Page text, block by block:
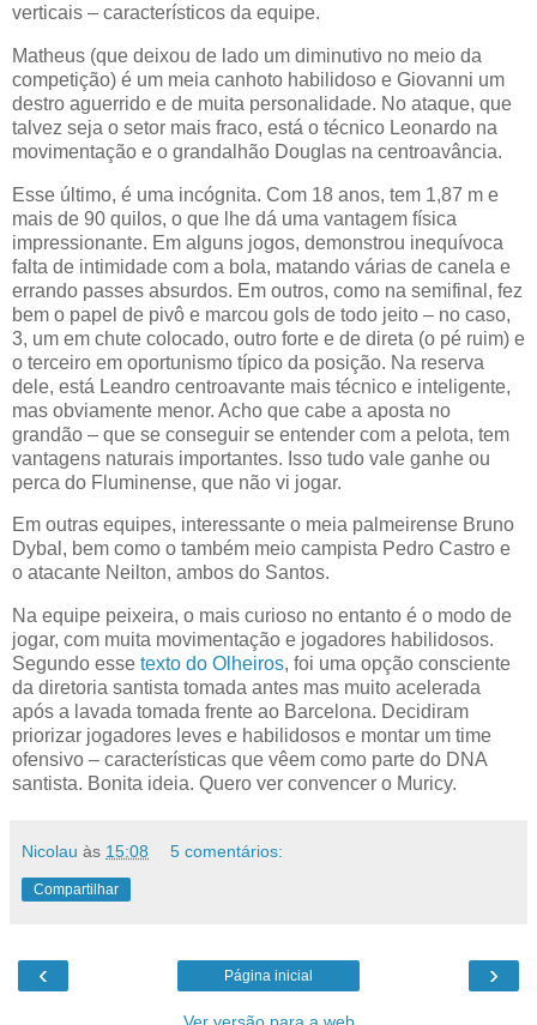
verticais – característicos da equipe.
Matheus (que deixou de lado um diminutivo no meio da
competição) é um meia canhoto habilidoso e Giovanni um
destro aguerrido e de muita personalidade. No ataque, que
talvez seja o setor mais fraco, está o técnico Leonardo na
movimentação e o grandalhão Douglas na centroavância.
Esse último, é uma incógnita. Com 18 anos, tem 1,87 m e
mais de 90 quilos, o que lhe dá uma vantagem física
impressionante. Em alguns jogos, demonstrou inequívoca
falta de intimidade com a bola, matando várias de canela e
errando passes absurdos. Em outros, como na semifinal, fez
bem o papel de pivô e marcou gols de todo jeito – no caso,
3, um em chute colocado, outro forte e de direta (o pé ruim) e
o terceiro em oportunismo típico da posição. Na reserva
dele, está Leandro centroavante mais técnico e inteligente,
mas obviamente menor. Acho que cabe a aposta no
grandão – que se conseguir se entender com a pelota, tem
vantagens naturais importantes. Isso tudo vale ganhe ou
perca do Fluminense, que não vi jogar.
Em outras equipes, interessante o meia palmeirense Bruno
Dybal, bem como o também meio campista Pedro Castro e
o atacante Neilton, ambos do Santos.
Na equipe peixeira, o mais curioso no entanto é o modo de
jogar, com muita movimentação e jogadores habilidosos.
Segundo esse texto do Olheiros, foi uma opção consciente
da diretoria santista tomada antes mas muito acelerada
após a lavada tomada frente ao Barcelona. Decidiram
priorizar jogadores leves e habilidosos e montar um time
ofensivo – características que vêem como parte do DNA
santista. Bonita ideia. Quero ver convencer o Muricy.
Nicolau às 15:08 5 comentários:
Compartilhar
‹ ›
Página inicial